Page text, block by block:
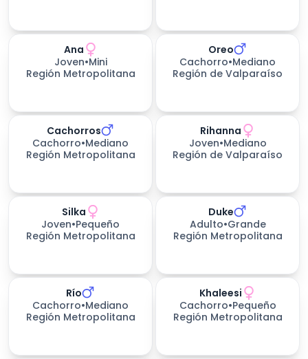
Ana
Joven•Mini
Región Metropolitana
Oreo
Cachorro•Mediano
Región de Valparaíso
Cachorros
Cachorro•Mediano
Región Metropolitana
días esperando
Rihanna
Joven•Mediano
Región de Valparaíso
Silka
Joven•Pequeño
Región Metropolitana
Duke
Adulto•Grande
Región Metropolitana
Río
Cachorro•Mediano
Región Metropolitana
Khaleesi
Cachorro•Pequeño
Región Metropolitana